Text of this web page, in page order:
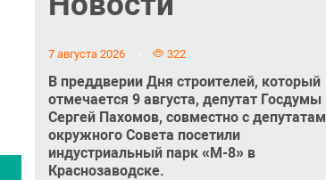
7 августа 2026 322
В преддверии Дня строителей, который
отмечается 9 августа, депутат Госдумы
Сергей Пахомов, совместно с
окружного Совета посетили
индустриальный парк «М-8» в
Краснозаводске.